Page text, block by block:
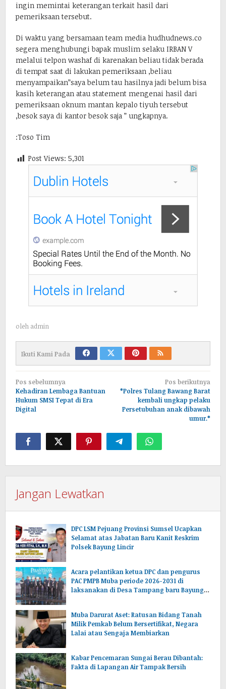
ingin memintai keterangan terkait hasil dari
pemeriksaan tersebut.
Di waktu yang bersamaan team media hudhudnews.co
segera menghubungi bapak muslim selaku IRBAN V
melalui telpon washaf di karenakan beliau tidak berada
di tempat saat di lakukan pemeriksaan ,beliau
menyampaikan”saya belum tau hasilnya jadi belum bisa
kasih keterangan atau statement mengenai hasil dari
pemeriksaan oknum mantan kepalo tiyuh tersebut
,besok saya di kantor besok saja ” ungkapnya.
:Toso Tim
Post Views: 5,301
oleh admin
Ikuti Kami Pada
Navigasi
pos
Pos sebelumnya
Kehadiran Lembaga Bantuan
Hukum SMSI Tepat di Era
Digital
Pos berikutnya
*Polres Tulang Bawang Barat
kembali ungkap pelaku
Persetubuhan anak dibawah
umur.*
Jangan Lewatkan
DPC LSM Pejuang Provinsi Sumsel Ucapkan
Selamat atas Jabatan Baru Kanit Reskrim
Polsek Bayung Lincir
Acara pelantikan ketua DPC dan pengurus
PAC PMPB Muba periode 2026-2031 di
laksanakan di Desa Tampang baru Bayung
Muba Darurat Aset: Ratusan Bidang Tanah
Milik Pemkab Belum Bersertifikat, Negara
Lalai atau Sengaja Membiarkan
Kabar Pencemaran Sungai Berau Dibantah:
Fakta di Lapangan Air Tampak Bersih